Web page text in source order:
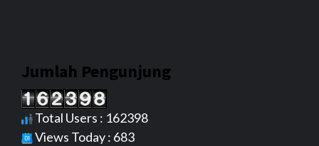
Jumlah Pengunjung
Total Users : 162398
Views Today : 683